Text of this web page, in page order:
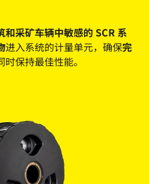
和采矿车辆中敏感的 SCR 系
进入系统的计量单元，确保完
时保持最佳性能。